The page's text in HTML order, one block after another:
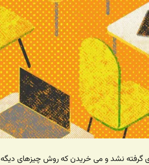
نشد و می خریدن که روش چیزهای دیگه